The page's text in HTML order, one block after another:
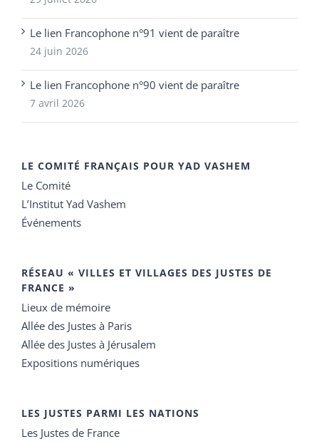
Le lien Francophone n°91 vient de paraître
24 juin 2026
Le lien Francophone n°90 vient de paraître
7 avril 2026
LE COMITÉ FRANÇAIS POUR YAD VASHEM
Le Comité
L’Institut Yad Vashem
Événements
RÉSEAU « VILLES ET VILLAGES DES JUSTES DE
FRANCE »
Lieux de mémoire
Allée des Justes à Paris
Allée des Justes à Jérusalem
Expositions numériques
LES JUSTES PARMI LES NATIONS
Les Justes de France